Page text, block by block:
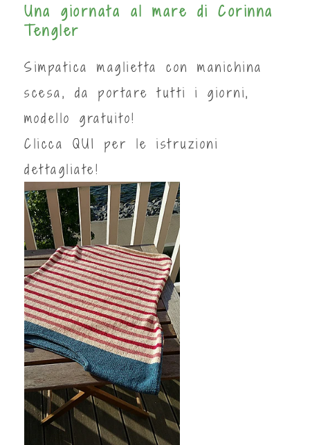
Una giornata al mare di Corinna
Tengler
Simpatica maglietta con manichina
scesa, da portare tutti i giorni,
modello gratuito!
Clicca QUI
per le istruzioni
dettagliate!